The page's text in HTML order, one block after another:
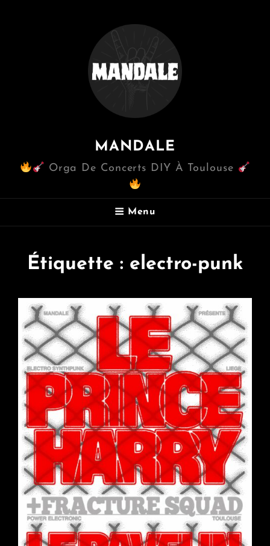
MANDALE
Orga De Concerts DIY À Toulouse
Menu
Étiquette : electro-punk